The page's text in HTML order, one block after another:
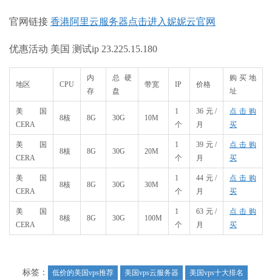
官网链接 香港阿里云服务器点击进入妮妮云官网
优惠活动 美国 测试ip 23.225.15.180
地区 CPU
内
存
总硬
盘
带宽 IP 价格
购买地
址
美国
CERA
8核 ​8G 30G 10M
1
个
36元/
月
点击购
买
美国
CERA
8核 ​8G 30G 20M
1
个
39元/
月
点击购
买
美国
CERA
8核 ​8G 30G 30M
1
个
44元/
月
点击购
买
美国
CERA
8核 ​8G 30G 100M
1
个
63元/
月
点击购
买
标签： 低价的美国vps推荐 美国vps云服务器
美国vps十大排名